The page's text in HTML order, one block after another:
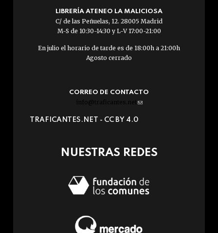
LIBRERÍA ATENEO LA MALICIOSA
C/ de las Peñuelas, 12. 28005 Madrid
M-S de 10:30-14:30 y L-V 17:00-21:00
En julio el horario de tarde es de 18:00h a 21:00h
Agosto cerrado
CORREO DE CONTACTO
info@traficantes.net (link
e-
TRAFICANTES.NET - CC BY 4.0
NUESTRAS REDES